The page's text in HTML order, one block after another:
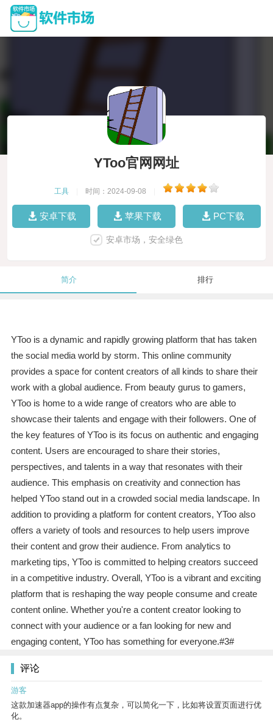
YToo官网网址
工具 时间：2024-09-08
安卓下载 苹果下载 PC下载
安卓市场，安全绿色
简介 排行
YToo is a dynamic and rapidly growing platform that has taken
the social media world by storm. This online community
provides a space for content creators of all kinds to share their
work with a global audience. From beauty gurus to gamers,
YToo is home to a wide range of creators who are able to
showcase their talents and engage with their followers. One of
the key features of YToo is its focus on authentic and engaging
content. Users are encouraged to share their stories,
perspectives, and talents in a way that resonates with their
audience. This emphasis on creativity and connection has
helped YToo stand out in a crowded social media landscape. In
addition to providing a platform for content creators, YToo also
offers a variety of tools and resources to help users improve
their content and grow their audience. From analytics to
marketing tips, YToo is committed to helping creators succeed
in a competitive industry. Overall, YToo is a vibrant and exciting
platform that is reshaping the way people consume and create
content online. Whether you're a content creator looking to
connect with your audience or a fan looking for new and
engaging content, YToo has something for everyone.#3#
评论
游客
这款加速器app的操作有点复杂，可以简化一下，比如将设置页面进行优
化。